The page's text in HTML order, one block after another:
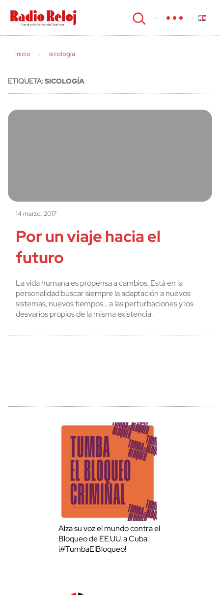
cerrar
Inicio sicología
ETIQUETA:SICOLOGÍA
14 marzo, 2017
Por un viaje hacia el
futuro
La vida humana es propensa a cambios. Está en la
personalidad buscar siempre la adaptación a nuevos
sistemas, nuevos tiempos… a las perturbaciones y los
desvaríos propios de la misma existencia.
Alza su voz el mundo contra el
Bloqueo de EE.UU. a Cuba:
¡#TumbaElBloqueo!